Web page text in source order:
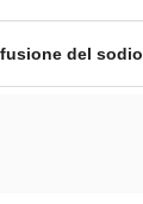
del sodio